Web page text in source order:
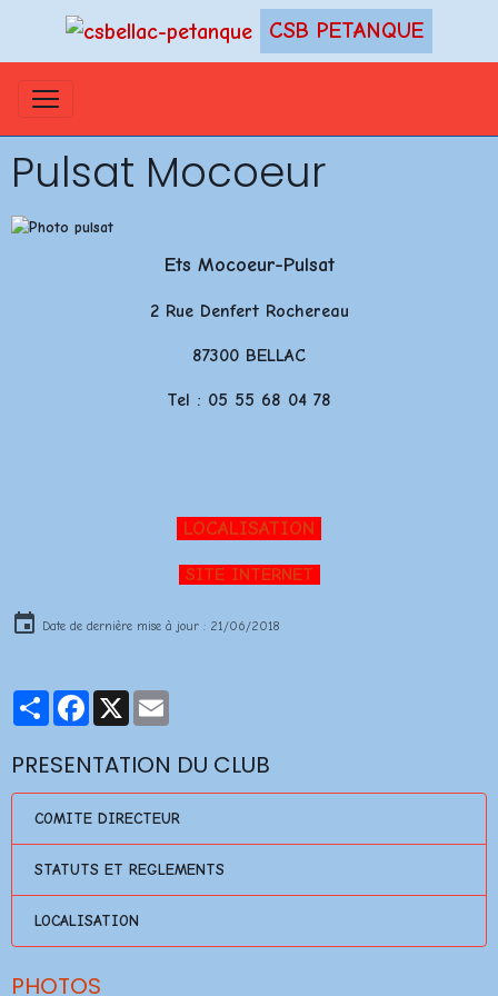
CSB PETANQUE
Pulsat Mocoeur
Ets Mocoeur-Pulsat
2 Rue Denfert Rochereau
87300 BELLAC
Tel : 05 55 68 04 78
LOCALISATION
SITE INTERNET
Date de dernière mise à jour : 21/06/2018
PartagerFacebook
X
PRESENTATION DU CLUB
COMITE DIRECTEUR
STATUTS ET REGLEMENTS
LOCALISATION
PHOTOS